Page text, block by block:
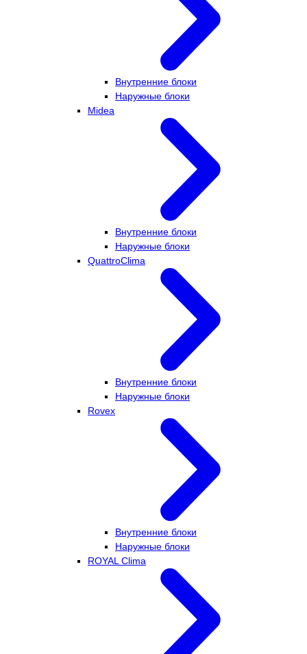
Внутренние блоки
Наружные блоки
Midea
Внутренние блоки
Наружные блоки
QuattroClima
Внутренние блоки
Наружные блоки
Rovex
Внутренние блоки
Наружные блоки
ROYAL Clima